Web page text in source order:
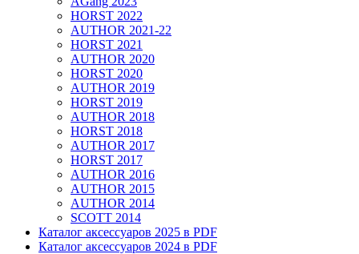
HORST 2022
AUTHOR 2021-22
HORST 2021
AUTHOR 2020
HORST 2020
AUTHOR 2019
HORST 2019
AUTHOR 2018
HORST 2018
AUTHOR 2017
HORST 2017
AUTHOR 2016
AUTHOR 2015
AUTHOR 2014
SCOTT 2014
Каталог аксессуаров 2025 в PDF
Каталог аксессуаров 2024 в PDF